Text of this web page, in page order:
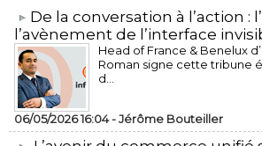
​De la conversation à l’action :
l’avènement de l’interface
Head of France & Benelux
Roman signe cette tribune
d...
06/05/2026 16:04 -Jérôme Bouteiller